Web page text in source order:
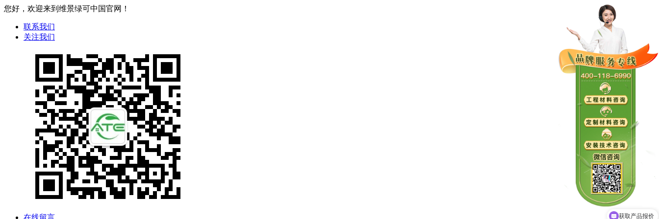
您好，欢迎来到维景绿可中国官网！
联系我们
关注我们
在线留言 Get the price